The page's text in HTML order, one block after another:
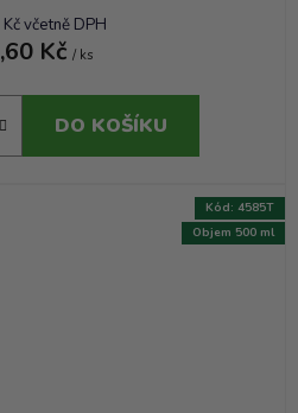
včetně DPH
Kč / ks
DO KOŠÍKU
Objem 500 ml
Kód: 4585T